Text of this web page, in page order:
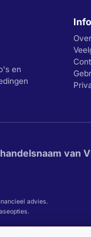
en
van
advies.